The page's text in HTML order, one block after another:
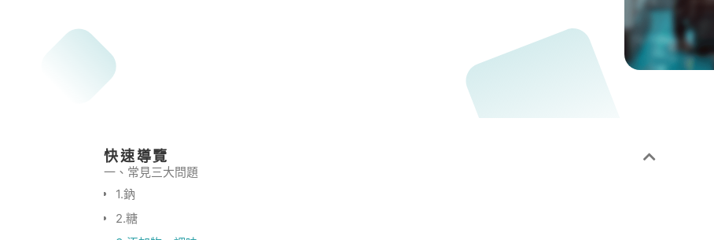
快速導覽
一、常見三大問題
1.鈉
2.糖